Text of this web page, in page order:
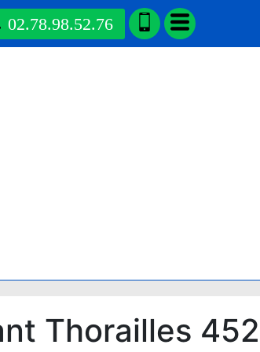
02.78.98.52.76
Thorailles